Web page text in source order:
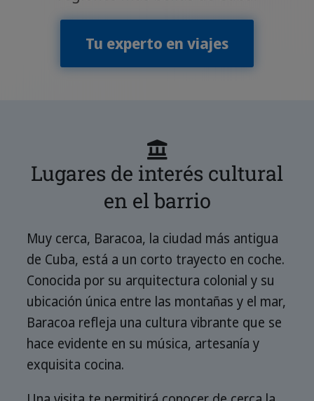
Tu experto en viajes
Lugares de interés cultural
en el barrio
Muy cerca, Baracoa, la ciudad más antigua
de Cuba, está a un corto trayecto en coche.
Conocida por su arquitectura colonial y su
ubicación única entre las montañas y el mar,
Baracoa refleja una cultura vibrante que se
hace evidente en su música, artesanía y
exquisita cocina.